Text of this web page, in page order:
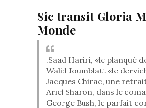
Sic transit Gloria
Monde
.Saad Hariri, «le planqué
Walid Joumblatt «le
Jacques Chirac, une
Ariel Sharon, dans le coma
George Bush, le parfait